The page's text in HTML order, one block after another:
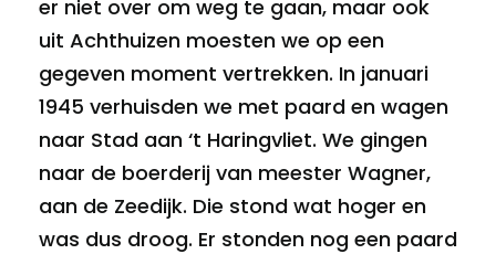
er niet over om weg te gaan, maar ook
uit Achthuizen moesten we op een
gegeven moment vertrekken. In januari
1945 verhuisden we met paard en wagen
naar Stad aan ‘t Haringvliet. We gingen
naar de boerderij van meester Wagner,
aan de Zeedijk. Die stond wat hoger en
was dus droog. Er stonden nog een paard